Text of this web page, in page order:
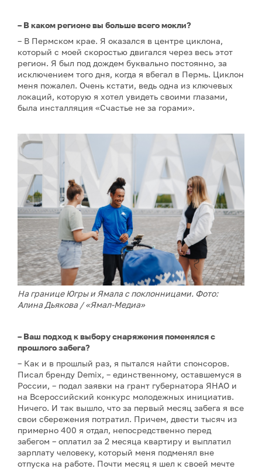
– В каком регионе вы больше всего мокли?
– В Пермском крае. Я оказался в центре циклона,
который с моей скоростью двигался через весь этот
регион. Я был под дождем буквально постоянно, за
исключением того дня, когда я вбегал в Пермь. Циклон
меня пожалел. Очень кстати, ведь одна из ключевых
локаций, которую я хотел увидеть своими глазами,
была инсталляция «Счастье не за горами».
На границе Югры и Ямала с поклонницами. Фото:
Алина Дьякова / «Ямал-Медиа»
– Ваш подход к выбору снаряжения поменялся с
прошлого забега?
– Как и в прошлый раз, я пытался найти спонсоров.
Писал бренду Demix, – единственному, оставшемуся в
России, – подал заявки на грант губернатора ЯНАО и
на Всероссийский конкурс молодежных инициатив.
Ничего. И так вышло, что за первый месяц забега я все
свои сбережения потратил. Причем, двести тысяч из
примерно 400 я отдал, непосредственно перед
забегом – оплатил за 2 месяца квартиру и выплатил
зарплату человеку, который меня подменял вне
отпуска на работе. Почти месяц я шел к своей мечте